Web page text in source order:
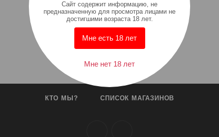
КТО МЫ? СПИСОК МАГАЗИНОВ
Cайт содержит информацию, не
предназначенную для просмотра лицами не
достигшими возраста 18 лет.
Мне есть 18 лет
Мне нет 18 лет